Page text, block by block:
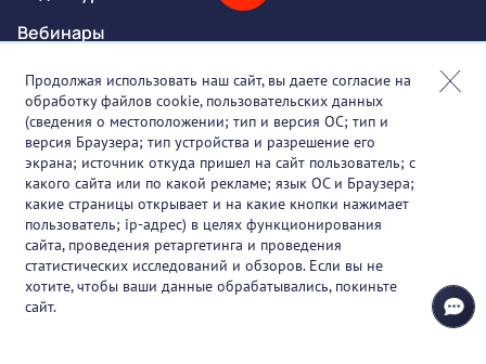
Вебинары
Онлайн-события
Партнеры
О проекте
Вакансии
Блог
Контакты
Продолжая использовать наш сайт, вы даете согласие на
обработку файлов cookie, пользовательских данных
(сведения о местоположении; тип и версия ОС; тип и
версия Браузера; тип устройства и разрешение его
экрана; источник откуда пришел на сайт пользователь; с
какого сайта или по какой рекламе; язык ОС и Браузера;
какие страницы открывает и на какие кнопки нажимает
пользователь; ip-адрес) в целях функционирования
сайта, проведения ретаргетинга и проведения
статистических исследований и обзоров. Если вы не
хотите, чтобы ваши данные обрабатывались, покиньте
сайт.